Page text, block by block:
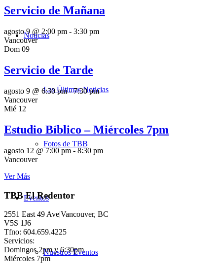
Noticias
Las Últimas Noticias
Fotos de TBB
Eventos
Nuestros Eventos
Servicio de Mañana
agosto 9 @ 2:00 pm - 3:30 pm
Vancouver
Dom 09
Servicio de Tarde
agosto 9 @ 6:30 pm-7:30 pm
Vancouver
Mié 12
Estudio Bíblico – Miércoles 7pm
agosto 12 @ 7:00 pm - 8:30 pm
Vancouver
Ver Más
TBB El Redentor
2551 East 49 Ave|Vancouver, BC
V5S 1J6
Tfno: 604.659.4225
Servicios:
Domingos 2pm y 6:30pm
Miércoles 7pm